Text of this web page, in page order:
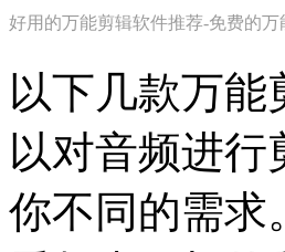
好用的万能剪辑软件推荐-免费的万
以下几款万能
以对音频进行
你不同的需求